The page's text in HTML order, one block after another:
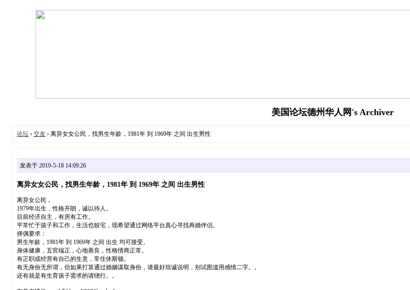
美国论坛德州华人网's Archiver
论坛› 交友› 离异女女公民，找男生年龄，1981年 到 1969年 之间 出生男性
发表于 2019-5-18 14:09:26
离异女女公民，找男生年龄，1981年 到 1969年 之间 出生男性
离异女公民，
1979年出生，性格开朗，诚以待人。
目前经济自主，有房有工作。
平常忙于孩子和工作，生活也较宅，现希望通过网络平台真心寻找再婚伴侣。
择偶要求：
男生年龄，1981年 到 1969年 之间 出生 均可接受。
身体健康，五官端正，心地善良，性格情商正常。
有正职或经营有自己的生意，常住休斯顿。
有无身份无所谓，但如果打算通过婚姻谋取身份，请最好坦诚说明，别试图滥用感情二字。。
还有就是有生育孩子需求的请绕行。。